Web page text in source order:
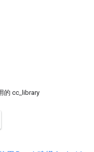
的 cc_library